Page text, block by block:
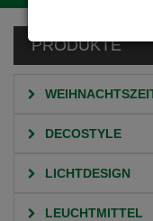
PRODUKTE
DECOSTYLE
LICHTDESIGN
LEUCHTMITTEL